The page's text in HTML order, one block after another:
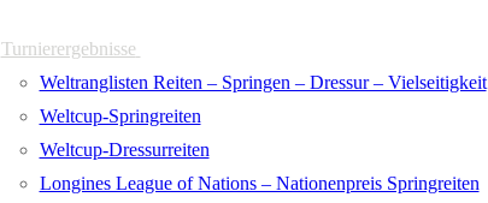
Turnierergebnisse
Weltranglisten Reiten – Springen – Dressur – Vielseitigkeit
Weltcup-Springreiten
Weltcup-Dressurreiten
Longines League of Nations – Nationenpreis Springreiten